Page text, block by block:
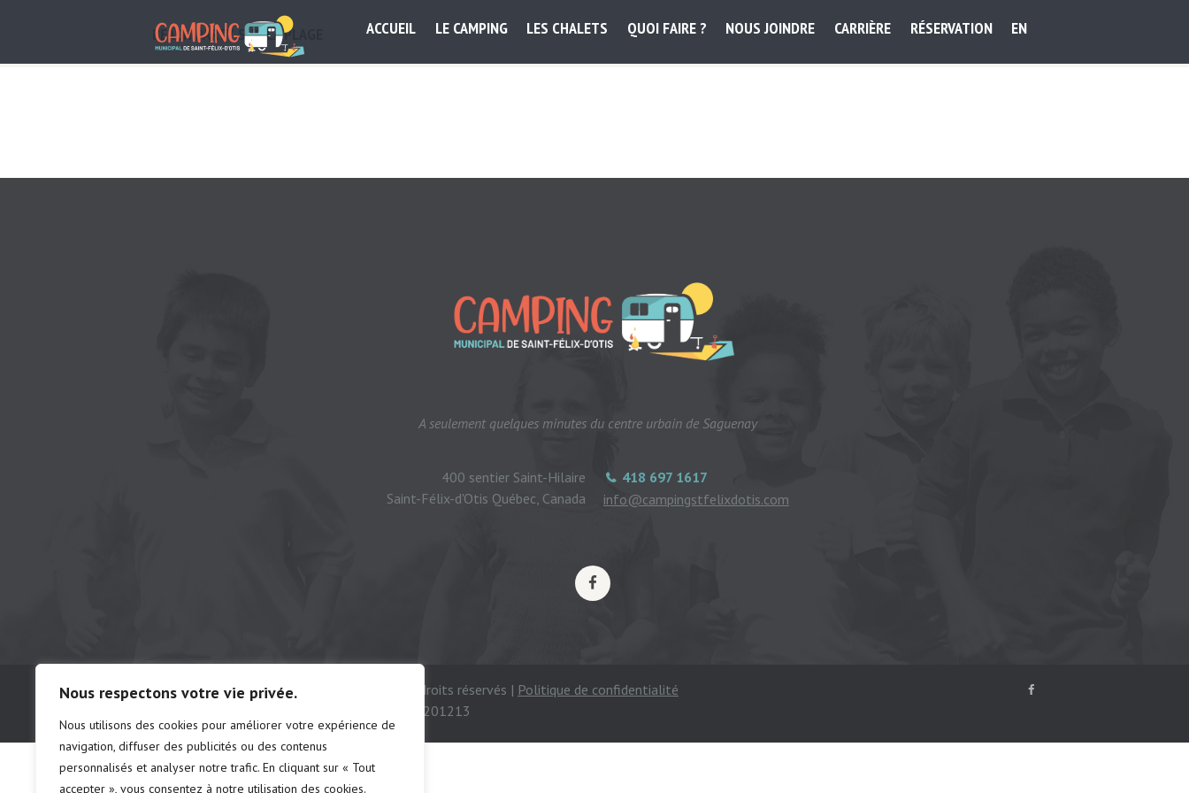
Nous respectons votre vie privée.
Nous utilisons des cookies pour améliorer votre expérience de
navigation, diffuser des publicités ou des contenus
personnalisés et analyser notre trafic. En cliquant sur « Tout
accepter », vous consentez à notre utilisation des cookies.
ACCUEIL LE CAMPING LES CHALETS QUOI FAIRE ? NOUS JOINDRE CARRIÈRE RÉSERVATION EN
BEACH PARTY SUR LA PLAGE
A seulement quelques minutes du centre urbain de Saguenay
418 697 1617
info@campingstfelixdotis.com
400 sentier Saint-Hilaire
Saint-Félix-d'Otis Québec, Canada
© Camping municipal de St-Félix d'Otis, tous droits réservés | Politique de confidentialité
# d'établissements: chalet 222691 | camping 201213